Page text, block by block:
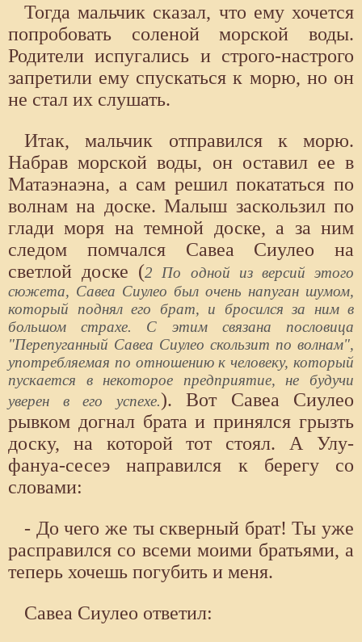
Тогда мальчик сказал, что ему хочется
попробовать соленой морской воды.
Родители испугались и строго-настрого
запретили ему спускаться к морю, но он
не стал их слушать.
Итак, мальчик отправился к морю.
Набрав морской воды, он оставил ее в
Матаэнаэна, а сам решил покататься по
волнам на доске. Малыш заскользил по
глади моря на темной доске, а за ним
следом помчался Савеа Сиулео на
светлой доске (2 По одной из версий этого
сюжета, Савеа Сиулео был очень напуган шумом,
который поднял его брат, и бросился за ним в
большом страхе. С этим связана пословица
"Перепуганный Савеа Сиулео скользит по волнам",
употребляемая по отношению к человеку, который
пускается в некоторое предприятие, не будучи
уверен в его успехе.). Вот Савеа Сиулео
рывком догнал брата и принялся грызть
доску, на которой тот стоял. А Улу-
фануа-сесеэ направился к берегу со
словами:
- До чего же ты скверный брат! Ты уже
расправился со всеми моими братьями, а
теперь хочешь погубить и меня.
Савеа Сиулео ответил: